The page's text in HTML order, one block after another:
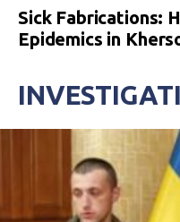
Sick Fabrications:
Epidemics in